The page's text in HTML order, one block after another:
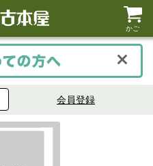
かご
会員登録